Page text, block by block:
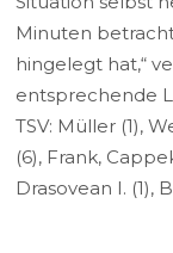
Minuten
hingelegt hat,“
entsprechende
TSV: Müller (1),
(6), Frank,
Drasovean I. (1),